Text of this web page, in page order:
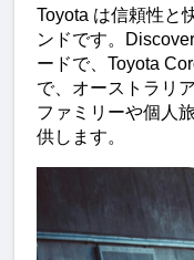
Toyota は信頼性と
ンドです。
ードで、Toyota
で、オーストラリ
ファミリーや個人
供します。